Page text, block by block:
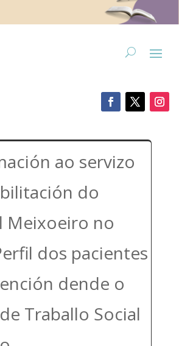
ao servizo
do
Meixoeiro no
dos pacientes
dende o
Traballo Social